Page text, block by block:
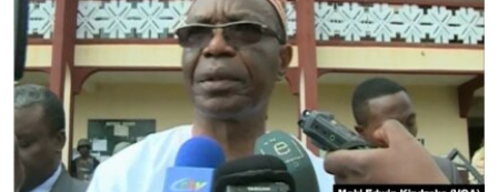
ຊີວິດຊາວລາວ
ຊຸມຊົນຊາວລາວ
ວິທະຍາສາດ-ເທັກໂນໂລຈີ
ທຸລະກິດ
ພາສາອັງກິດ